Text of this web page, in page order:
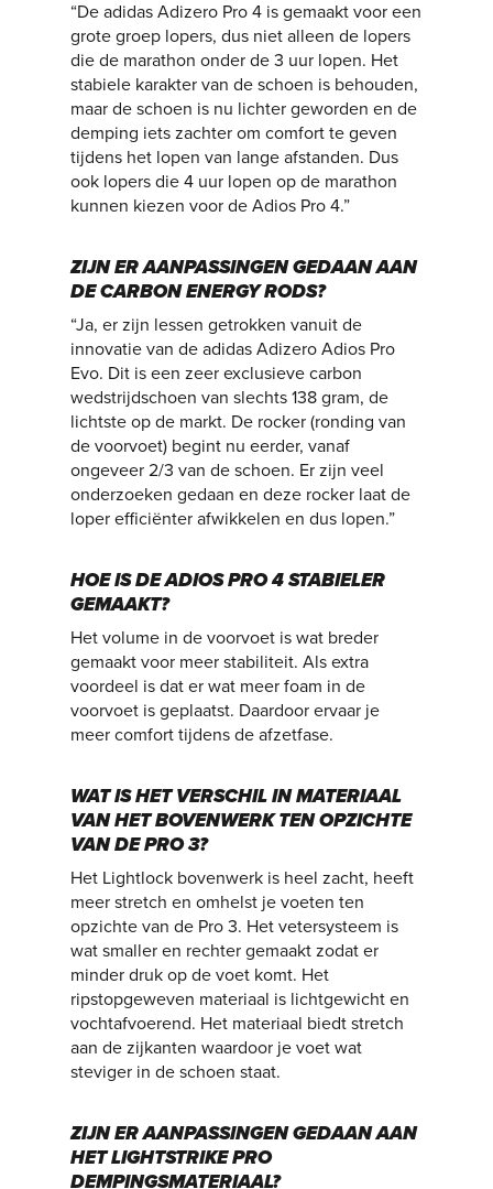
“De adidas Adizero Pro 4 is gemaakt voor een
grote groep lopers, dus niet alleen de lopers
die de marathon onder de 3 uur lopen. Het
stabiele karakter van de schoen is behouden,
maar de schoen is nu lichter geworden en de
demping iets zachter om comfort te geven
tijdens het lopen van lange afstanden. Dus
ook lopers die 4 uur lopen op de marathon
kunnen kiezen voor de Adios Pro 4.”
ZIJN ER AANPASSINGEN GEDAAN AAN
DE CARBON ENERGY RODS?
“Ja, er zijn lessen getrokken vanuit de
innovatie van de adidas Adizero Adios Pro
Evo. Dit is een zeer exclusieve carbon
wedstrijdschoen van slechts 138 gram, de
lichtste op de markt. De rocker (ronding van
de voorvoet) begint nu eerder, vanaf
ongeveer 2/3 van de schoen. Er zijn veel
onderzoeken gedaan en deze rocker laat de
loper efficiënter afwikkelen en dus lopen.”
HOE IS DE ADIOS PRO 4 STABIELER
GEMAAKT?
Het volume in de voorvoet is wat breder
gemaakt voor meer stabiliteit. Als extra
voordeel is dat er wat meer foam in de
voorvoet is geplaatst. Daardoor ervaar je
meer comfort tijdens de afzetfase.
WAT IS HET VERSCHIL IN MATERIAAL
VAN HET BOVENWERK TEN OPZICHTE
VAN DE PRO 3?
Het Lightlock bovenwerk is heel zacht, heeft
meer stretch en omhelst je voeten ten
opzichte van de Pro 3. Het vetersysteem is
wat smaller en rechter gemaakt zodat er
minder druk op de voet komt. Het
ripstopgeweven materiaal is lichtgewicht en
vochtafvoerend. Het materiaal biedt stretch
aan de zijkanten waardoor je voet wat
steviger in de schoen staat.
ZIJN ER AANPASSINGEN GEDAAN AAN
HET LIGHTSTRIKE PRO
DEMPINGSMATERIAAL?